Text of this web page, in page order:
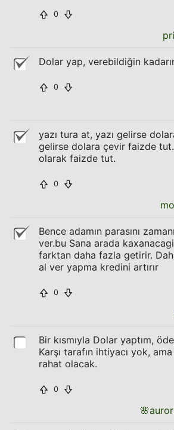
0
Dolar yap, verebildiğin
0
yazı tura at, yazı gelirse
gelirse dolara çevir faizde
olarak faizde tut.
0
Bence adamın parasını
ver.bu Sana arada
farktan daha fazla getirir.
al ver yapma kredini artırır
0
Bir kısmıyla Dolar yaptım,
Karşı tarafın ihtiyacı yok,
rahat olacak.
0
🌸